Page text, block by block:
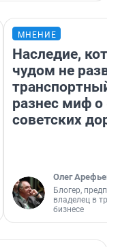
МНЕНИЕ
Наследие,
чудом не
транспортный
разнес миф о
советских
Олег Арефьев
Блогер,
владелец в
бизнесе